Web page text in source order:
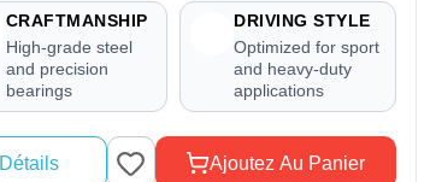
CRAFTMANSHIP
High-grade steel
and precision
bearings
DRIVING STYLE
Optimized for sport
and heavy-duty
applications
Détails Ajoutez Au Panier